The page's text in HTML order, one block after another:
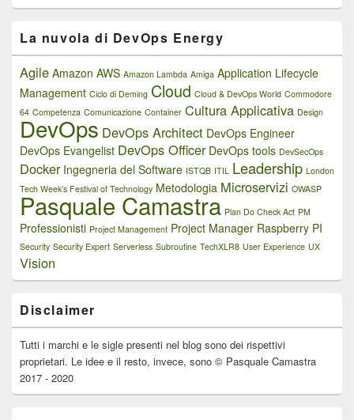
La nuvola di DevOps Energy
Agile Amazon AWS Amazon Lambda Amiga Application Lifecycle
Management Ciclo di Deming Cloud Cloud & DevOps World Commodore
64 Competenza Comunicazione Container Cultura Applicativa Design
DevOps DevOps Architect DevOps Engineer
DevOps Evangelist DevOps Officer DevOps tools DevSecOps
Docker Ingegneria del Software ISTQB ITIL Leadership London
Tech Week’s Festival of Technology Metodologia Microservizi OWASP
Pasquale Camastra Plan Do Check Act PM
Professionisti Project Management Project Manager Raspberry PI
Security Security Expert Serverless Subroutine TechXLR8 User Experience UX
Vision
Disclaimer
Tutti i marchi e le sigle presenti nel blog sono dei rispettivi
proprietari. Le idee e il resto, invece, sono © Pasquale Camastra
2017 - 2020